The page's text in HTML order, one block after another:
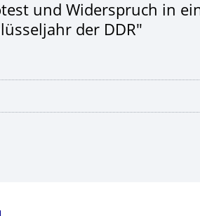
und Widerspruch in
der DDR"